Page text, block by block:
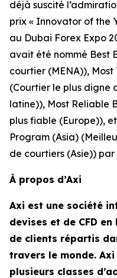
déjà suscité
prix « Innovator of the
au Dubai Forex Expo
avait été nommé Best
courtier (MENA)),
(Courtier le plus digne
latine)), Most Reliable
plus fiable (Europe)),
Program (Asia)
de courtiers (Asie))
À propos d’Axi
Axi est une société
devises et de CFD
de clients répartis
travers le monde. Axi
plusieurs classes